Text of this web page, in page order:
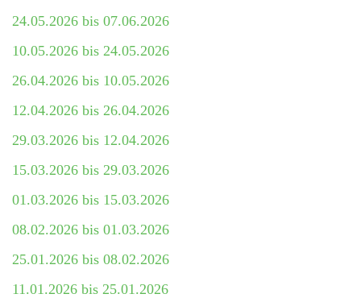
24.05.2026 bis 07.06.2026
10.05.2026 bis 24.05.2026
26.04.2026 bis 10.05.2026
12.04.2026 bis 26.04.2026
29.03.2026 bis 12.04.2026
15.03.2026 bis 29.03.2026
01.03.2026 bis 15.03.2026
08.02.2026 bis 01.03.2026
25.01.2026 bis 08.02.2026
11.01.2026 bis 25.01.2026